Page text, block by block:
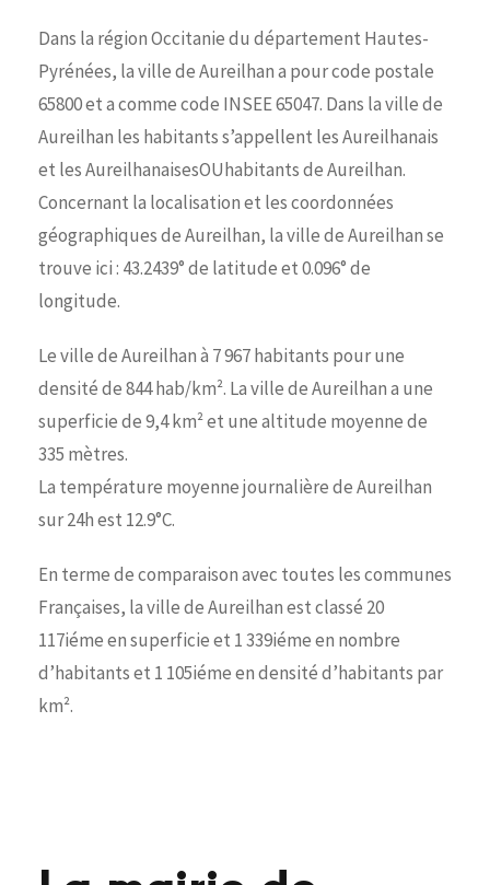
Dans la région Occitanie du département Hautes-
Pyrénées, la ville de Aureilhan a pour code postale
65800 et a comme code INSEE 65047. Dans la ville de
Aureilhan les habitants s’appellent les Aureilhanais
et les AureilhanaisesOUhabitants de Aureilhan.
Concernant la localisation et les coordonnées
géographiques de Aureilhan, la ville de Aureilhan se
trouve ici : 43.2439° de latitude et 0.096° de
longitude.
Le ville de Aureilhan à 7 967 habitants pour une
densité de 844 hab/km². La ville de Aureilhan a une
superficie de 9,4 km² et une altitude moyenne de
335 mètres.
La température moyenne journalière de Aureilhan
sur 24h est 12.9°C.
En terme de comparaison avec toutes les communes
Françaises, la ville de Aureilhan est classé 20
117iéme en superficie et 1 339iéme en nombre
d’habitants et 1 105iéme en densité d’habitants par
km².